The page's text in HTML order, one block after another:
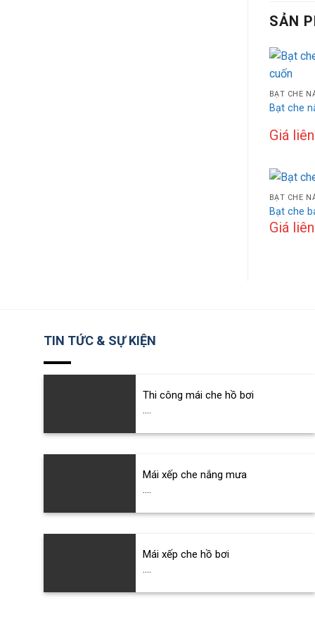
SẢN
BẠT CHE
Bạt che
Giá
BẠT CHE
Bạt che
Giá
TIN TỨC & SỰ KIỆN
Thi công mái che hồ bơi
....
Mái xếp che nắng mưa
....
Mái xếp che hồ bơi
....